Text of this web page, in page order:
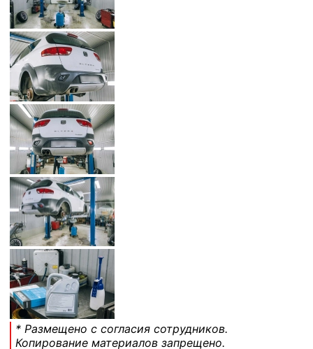
* Размещено с согласия сотрудников.
Копирование материалов запрещено.